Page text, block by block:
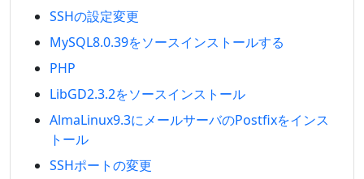
SSHの設定変更
MySQL8.0.39をソースインストールする
PHP
LibGD2.3.2をソースインストール
AlmaLinux9.3にメールサーバのPostfixをインス
トール
SSHポートの変更